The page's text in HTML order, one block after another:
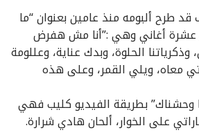
طرح ألبومه منذ عامين بعنوان “ما
أغاني وهي :”أنا مش هفرض
الحلوة، وبدك عناية، وعللومة
معاه، ويلي القمر، وعلى هذه
وحشناك” بطريقة الفيديو كليب فهي
على الخوار، ألحان هادي شرارة.